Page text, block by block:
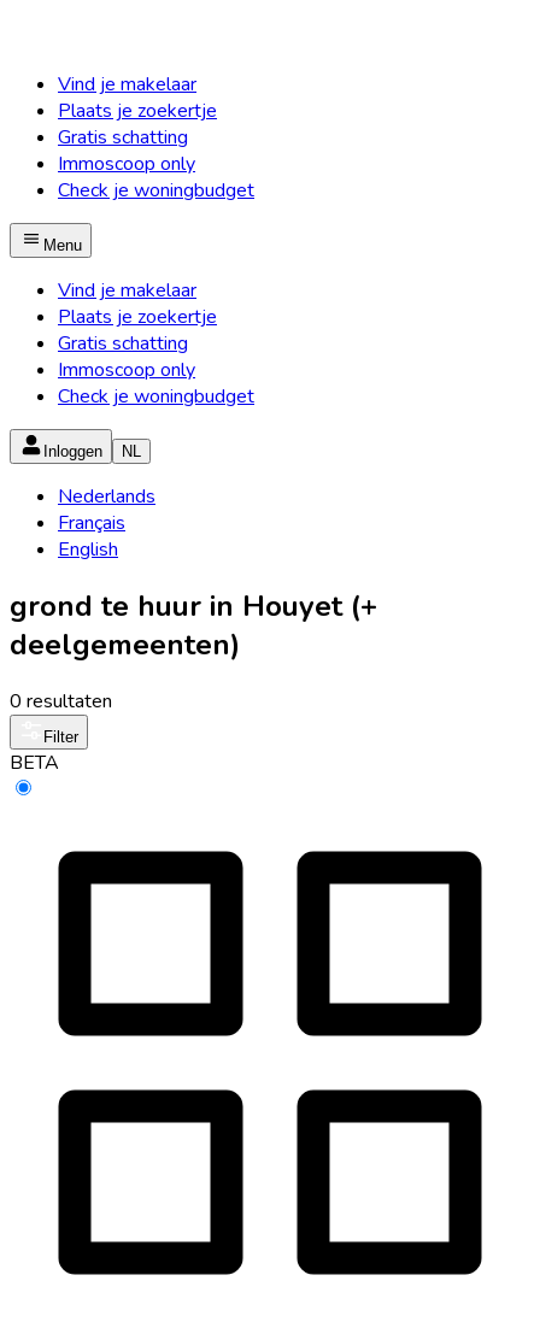
Vind je makelaar
Plaats je zoekertje
Gratis schatting
Immoscoop only
Check je woningbudget
Menu
Vind je makelaar
Plaats je zoekertje
Gratis schatting
Immoscoop only
Check je woningbudget
Inloggen NL
Nederlands
Français
English
grond te huur in Houyet (+
deelgemeenten)
0 resultaten
Filter
BETA